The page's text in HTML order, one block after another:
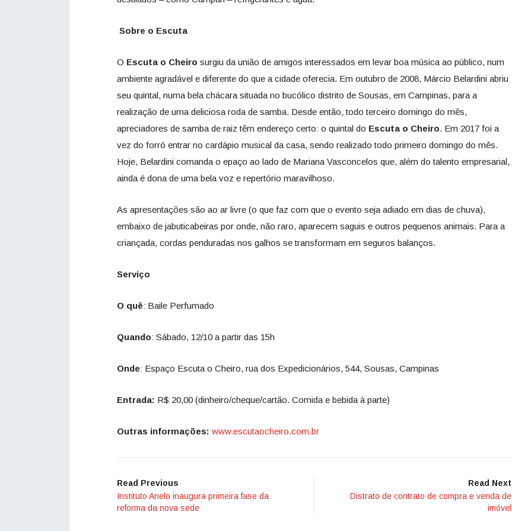
Sobre o Escuta
O Escuta o Cheiro surgiu da união de amigos interessados em levar boa música ao público, num
ambiente agradável e diferente do que a cidade oferecia. Em outubro de 2008, Márcio Belardini abriu
seu quintal, numa bela chácara situada no bucólico distrito de Sousas, em Campinas, para a
realização de uma deliciosa roda de samba. Desde então, todo terceiro domingo do mês,
apreciadores de samba de raiz têm endereço certo: o quintal do Escuta o Cheiro. Em 2017 foi a
vez do forró entrar no cardápio musical da casa, sendo realizado todo primeiro domingo do mês.
Hoje, Belardini comanda o epaço ao lado de Mariana Vasconcelos que, além do talento empresarial,
ainda é dona de uma bela voz e repertório maravilhoso.
As apresentações são ao ar livre (o que faz com que o evento seja adiado em dias de chuva),
embaixo de jabuticabeiras por onde, não raro, aparecem saguis e outros pequenos animais. Para a
criançada, cordas penduradas nos galhos se transformam em seguros balanços.
Serviço
O quê: Baile Perfumado
Quando: Sábado, 12/10 a partir das 15h
Onde: Espaço Escuta o Cheiro, rua dos Expedicionários, 544, Sousas, Campinas
Entrada: R$ 20,00 (dinheiro/cheque/cartão. Comida e bebida à parte)
Outras informações: www.escutaocheiro.com.br
Read Previous
Instituto Anelo inaugura primeira fase da
reforma da nova sede
Read Next
Distrato de contrato de compra e venda de
imóvel